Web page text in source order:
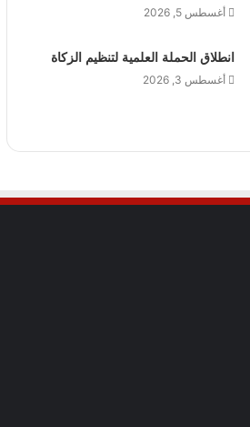
أغسطس 5, 2026
انطلاق الحملة العلمية لتنظيم الزكاة
أغسطس 3, 2026